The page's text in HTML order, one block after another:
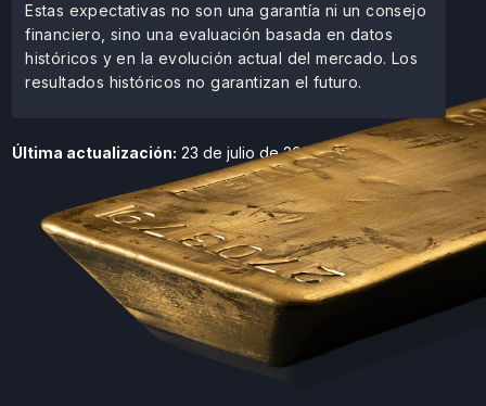
Estas expectativas no son una garantía ni un consejo
financiero, sino una evaluación basada en datos
históricos y en la evolución actual del mercado. Los
resultados históricos no garantizan el futuro.
Última actualización: 23 de julio de 2026